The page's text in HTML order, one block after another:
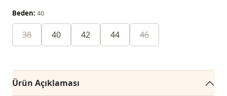
Beden: 40
38 40 42 44 46
Ürün Açıklaması